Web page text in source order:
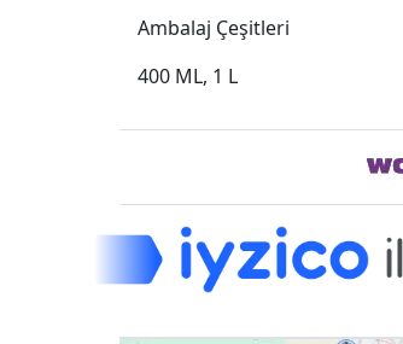
Ambalaj Çeşitleri
400 ML, 1 L